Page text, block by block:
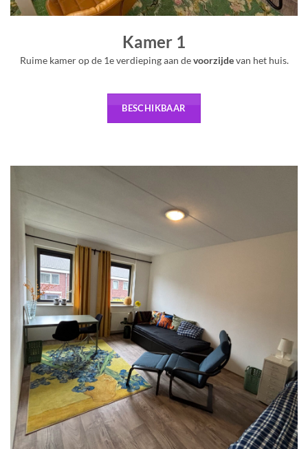
Kamer 1
Ruime kamer op de 1e verdieping aan devoorzijdevan het huis.
BESCHIKBAAR